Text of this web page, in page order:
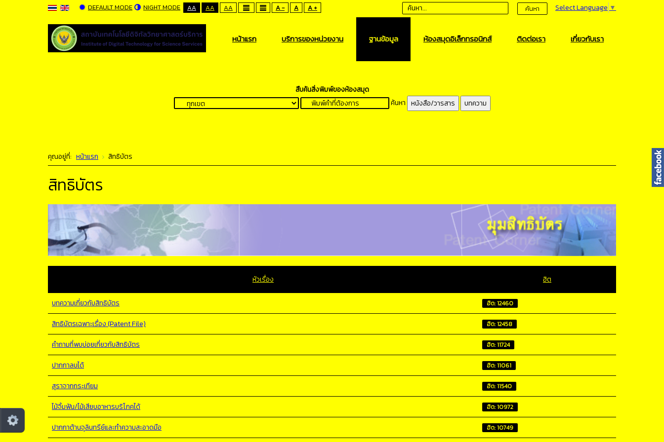
DEFAULT MODE NIGHT MODE AA AA AA A - A A + Select Language ▼
ค้นหา
หน้าแรก บริการของหน่วยงาน ฐานข้อมูล ห้องสมุดอิเล็กทรอนิกส์ ติดต่อเรา เกี่ยวกับเรา
สืบค้นสิ่งพิมพ์ของห้องสมุด
ค้นหา หนังสือ/วารสาร บทความ
คุณอยู่ที่: หน้าแรก สิทธิบัตร
สิทธิบัตร
หัวเรื่อง ฮิต
บทความเกี่ยวกับสิทธิบัตร ฮิต: 12460
สิทธิบัตรเฉพาะเรื่อง (Patent File) ฮิต: 12458
คำถามที่พบบ่อยเกี่ยวกับสิทธิบัตร ฮิต: 11724
ปากกาลบได้ ฮิต: 11061
สุราจากกระเทียม ฮิต: 11540
ไม้จิ้มฟัน/ไม้เสียบอาหารบริโภคได้ ฮิต: 10972
ปากกาต้านจุลินทรีย์และทำความสะอาดมือ ฮิต: 10749